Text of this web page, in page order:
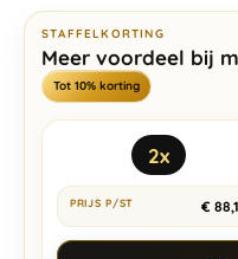
STAFFELKORTING
Meer voordeel bij
Tot 10% korting
2x
€